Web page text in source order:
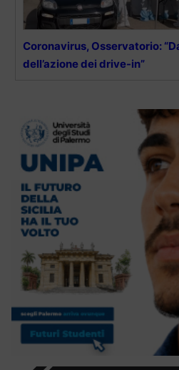
Coronavirus, Osservatorio:
dell’azione dei drive-in”